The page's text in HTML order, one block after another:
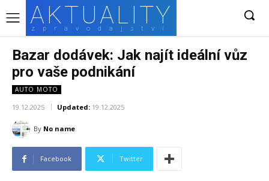
AKTUALITY
zpravodajství
Bazar dodávek: Jak najít ideální vůz
pro vaše podnikání
AUTO MOTO
19.12.2025 Updated: 19.12.2025
By No name
Facebook Twitter